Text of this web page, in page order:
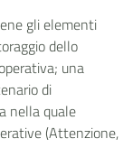
gli elementi
dello
una
di
nella quale
(Attenzione,